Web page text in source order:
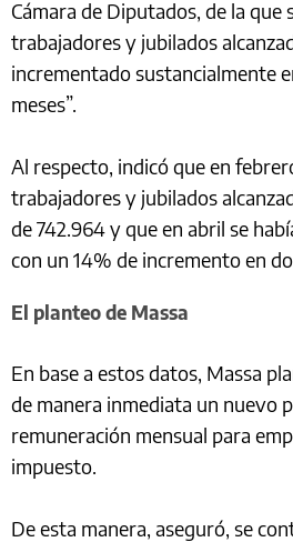
Cámara de Diputados, de la que
trabajadores y jubilados
incrementado sustancialmente
meses”.
Al respecto, indicó que en
trabajadores y jubilados
de 742.964 y que en abril se
con un 14% de incremento en
El planteo de Massa
En base a estos datos, Massa
de manera inmediata un nuevo
remuneración mensual para
impuesto.
De esta manera, aseguró, se